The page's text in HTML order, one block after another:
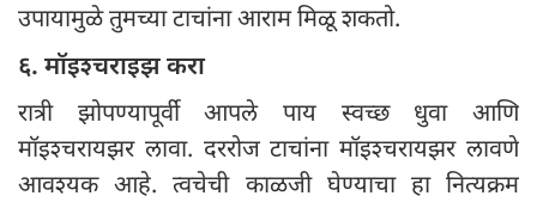
उपायामुळे तुमच्या टाचांना आराम मिळू शकतो.
६. मॉइश्चराइझ करा
रात्री झोपण्यापूर्वी आपले पाय स्वच्छ धुवा आणि
मॉइश्चरायझर लावा. दररोज टाचांना मॉइश्चरायझर लावणे
आवश्यक आहे. त्वचेची काळजी घेण्याचा हा नित्यक्रम